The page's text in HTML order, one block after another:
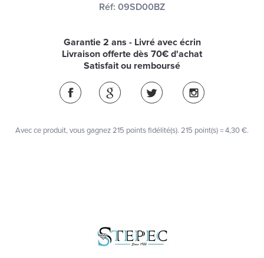
Réf: 09SD00BZ
Garantie 2 ans - Livré avec écrin
Livraison offerte dès 70€ d'achat
Satisfait ou remboursé
Avec ce produit, vous gagnez215 points fidélité(s). 215 point(s) =4,30 €.